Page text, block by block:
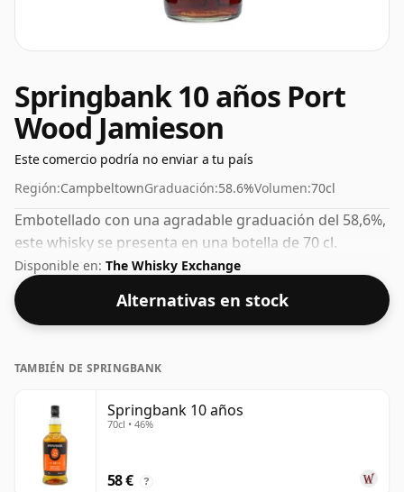
Springbank 10 años Port
Wood Jamieson
Este comercio podría no enviar a tu país
Región:CampbeltownGraduación:58.6%Volumen:70cl
Embotellado con una agradable graduación del 58,6%,
este whisky se presenta en una botella de 70 cl.
Disponible en: The Whisky Exchange
Alternativas en stock
TAMBIÉN DE SPRINGBANK
Springbank 10 años
70cl • 46%
58 € ?